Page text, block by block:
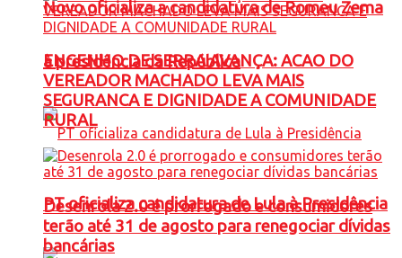
Novo oficializa a candidatura de Romeu Zema
à presidência da República
PT oficializa candidatura de Lula à Presidência
ENGENHO DE SERRA AVANÇA: ACAO DO
VEREADOR MACHADO LEVA MAIS
SEGURANCA E DIGNIDADE A COMUNIDADE
RURAL
Desenrola 2.0 é prorrogado e consumidores
terão até 31 de agosto para renegociar dívidas
bancárias